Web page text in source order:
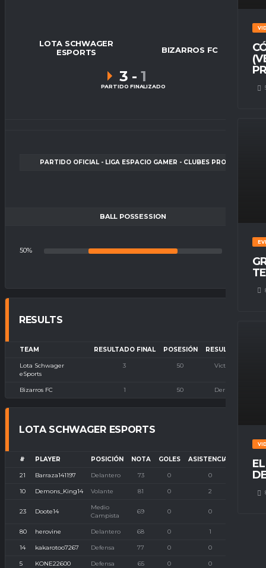
LOTA SCHWAGER
ESPORTS
BIZARROS FC
3 - 1
PARTIDO FINALIZADO
PARTIDO OFICIAL - LIGA ESPACIO GAMER - CLUBES PRO
BALL POSSESSION
50%
RESULTS
TEAM RESULTADO FINAL POSESIÓN RESULTADO
Lota Schwager
eSports
3 50 Victoria
Bizarros FC 1 50 Derrota
LOTA SCHWAGER ESPORTS
# PLAYER POSICIÓN NOTA GOLES ASISTENCIAS P.
21 Barraza141197 Delantero 73 0 0 0
10 Demons_King14 Volante 81 0 2 0
23 Doote14
Medio
Campista
69 0 0
80 herovine Delantero 68 0 1
14 kakarotoo7267 Defensa 77 0 0
5 KONE22600 Defensa 65 0 0